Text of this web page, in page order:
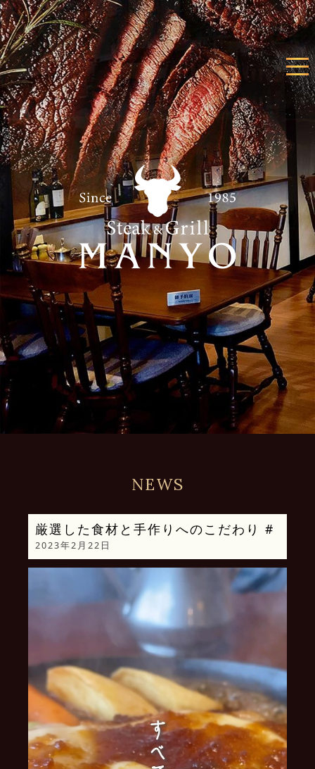
NEWS
厳選した食材と手作りへのこだわり #
2023年2月22日
プ
ヤ
ー